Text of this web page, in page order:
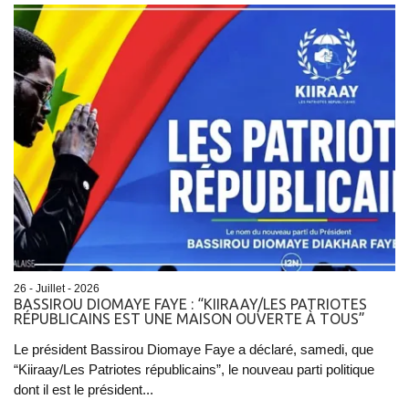
26 - Juillet - 2026
BASSIROU DIOMAYE FAYE : “KIIRAAY/LES PATRIOTES
RÉPUBLICAINS EST UNE MAISON OUVERTE À TOUS”
Le président Bassirou Diomaye Faye a déclaré, samedi, que
“Kiiraay/Les Patriotes républicains”, le nouveau parti politique
dont il est le président...